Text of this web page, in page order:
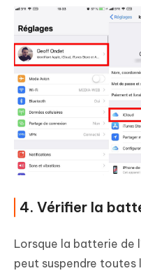
4. Vérifier la
Lorsque la batterie de
peut suspendre